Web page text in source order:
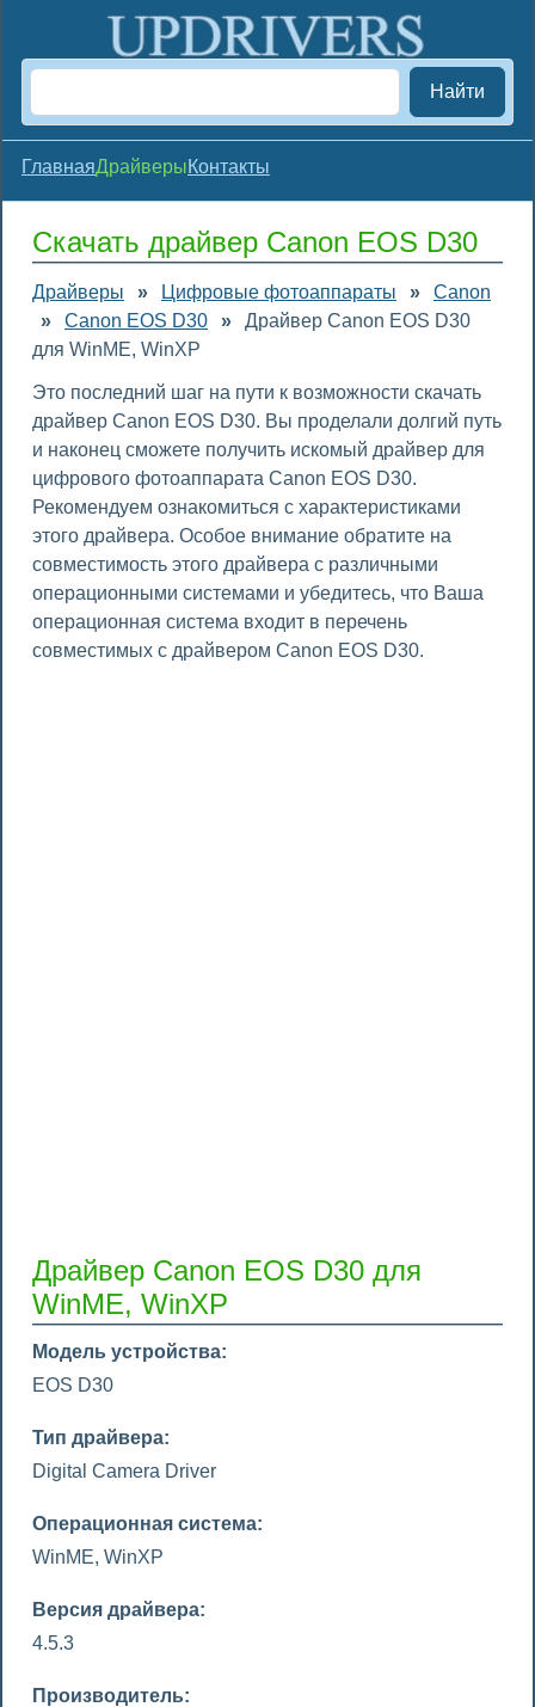
Найти
ГлавнаяДрайверыКонтакты
Скачать драйвер Canon EOS D30
Драйверы » Цифровые фотоаппараты »
Canon
»
Canon EOS D30 »
Драйвер Canon EOS D30
для WinME, WinXP
Это последний шаг на пути к возможности скачать
драйвер Canon EOS D30. Вы проделали долгий путь
и наконец сможете получить искомый драйвер для
цифрового фотоаппарата Canon EOS D30.
Рекомендуем ознакомиться с характеристиками
этого драйвера. Особое внимание обратите на
совместимость этого драйвера с различными
операционными системами и убедитесь, что Ваша
операционная система входит в перечень
совместимых с драйвером Canon EOS D30.
Драйвер Canon EOS D30 для
WinME, WinXP
Модель устройства:
EOS D30
Тип драйвера:
Digital Camera Driver
Операционная система:
WinME, WinXP
Версия драйвера:
4.5.3
Производитель: